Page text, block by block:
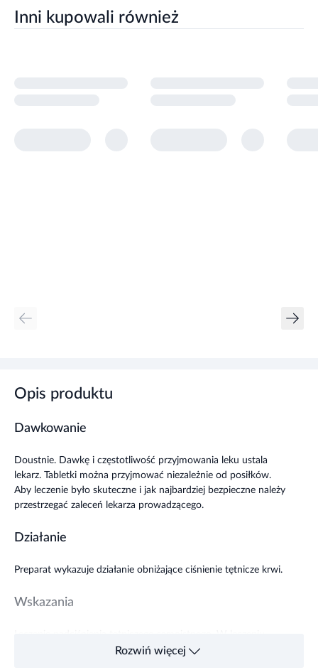
Inni kupowali również
Opis produktu
Dawkowanie
Doustnie. Dawkę i częstotliwość przyjmowania leku ustala
lekarz. Tabletki można przyjmować niezależnie od posiłków.
Aby leczenie było skuteczne i jak najbardziej bezpieczne należy
przestrzegać zaleceń lekarza prowadzącego.
Działanie
Preparat wykazuje działanie obniżające ciśnienie tętnicze krwi.
Wskazania
niektórych postaci niewydolności krążenia. Zastoinowa
Rozwiń więcej